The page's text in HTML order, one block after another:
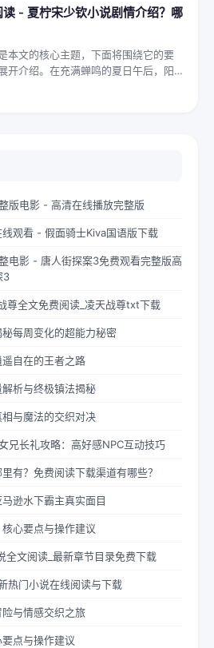
- 夏柠宋少钦小说剧情介绍？哪
本文的核心主题，下面将围绕它的要
开介绍。在充满蝉鸣的夏日午后，阳光
少女夏柠的肩头。她坐在旧书摊旁，手
版电影 - 高清在线播放完整版
观看 - 假面骑士Kiva国语版下载
电影 - 唐人街探案3免费观看完整版高
3
尊全文免费阅读_凌天战尊txt下载
每周变化的超能力秘密
自在的王者之路
析与终极镇法揭秘
与魔法的交织对决
兄长礼攻略：高好感NPC互动技巧
有？免费阅读下载渠道有哪些？
逊水下霸主真实面目
心要点与操作建议
全文阅读_最新章节目录免费下载
热门小说在线阅读与下载
与情感交织之旅
点与操作建议